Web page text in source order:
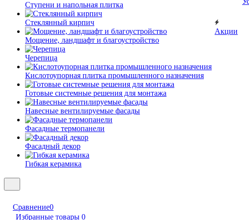
Ступени и напольная плитка
Cтеклянный кирпич
Мощение, ландшафт и благоустройство
Черепица
Кислотоупорная плитка промышленного назначения
Готовые системные решения для монтажа
Навесные вентилируемые фасады
Фасадные термопанели
Фасадный декор
Гибкая керамика
Акции
Сравнение0
Избранные товары 0